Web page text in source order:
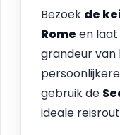
Bezoek de
Rome en
grandeur van
gebruik de
ideale